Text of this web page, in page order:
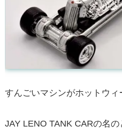
すんごいマシンがホットウィ
JAY LENO TANK CARの名